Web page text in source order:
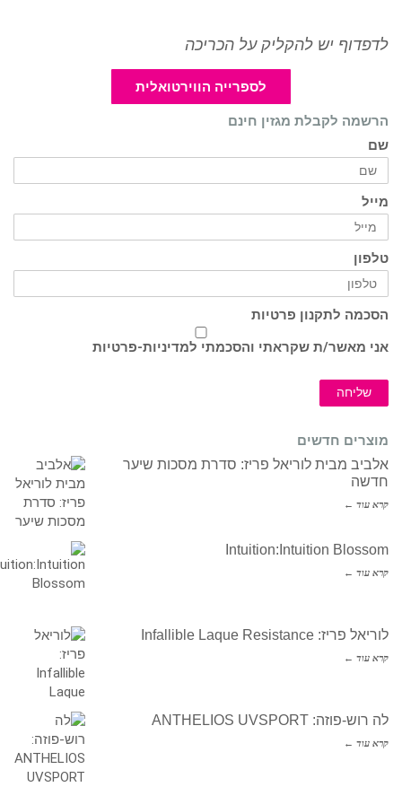
לדפדוף יש להקליק על הכריכה
לספרייה הווירטואלית
הרשמה לקבלת מגזין חינם
שם
מייל
טלפון
הסכמה לתקנון פרטיות
אני מאשר/ת שקראתי והסכמתי למדיניות-פרטיות
שליחה
מוצרים חדשים
אלביב מבית לוריאל פריז: סדרת מסכות שיער
חדשה
קרא עוד ←
Intuition:Intuition Blossom
קרא עוד ←
לוריאל פריז: Infallible Laque Resistance
קרא עוד ←
לה רוש-פוזה: ANTHELIOS UVSPORT
קרא עוד ←